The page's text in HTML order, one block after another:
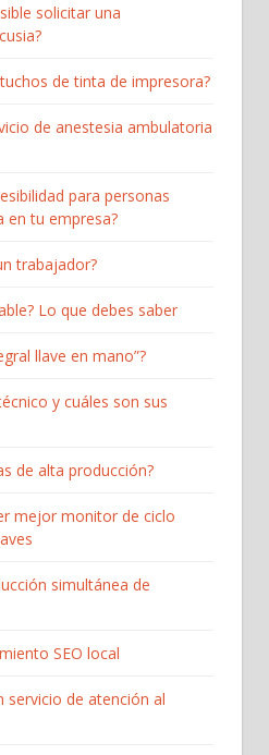
solicitar una
de tinta de impresora?
de anestesia ambulatoria
para personas
en tu empresa?
trabajador?
Lo que debes saber
llave en mano”?
y cuáles son sus
de alta producción?
mejor monitor de ciclo
simultánea de
SEO local
servicio de atención al